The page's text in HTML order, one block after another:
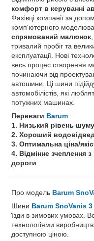
комфорт в керуванні
Фахівці компанії за
комп'ютерного
спрямований малюнок
тривалий пробіг та
експлуатації. Нові
весь процес створення
починаючи від
автошини. Ці шини
автомобілістів, які
потужних машинах.
Переваги Barum :
1. Низький рівень шуму
2. Хороший
3. Оптимальна ціна/
4. Відмінне зчеплення
дороги
Про модель Barum
Шини Barum SnoVanis 3
їзди в зимових умовах.
технологіями
доступною ціною.